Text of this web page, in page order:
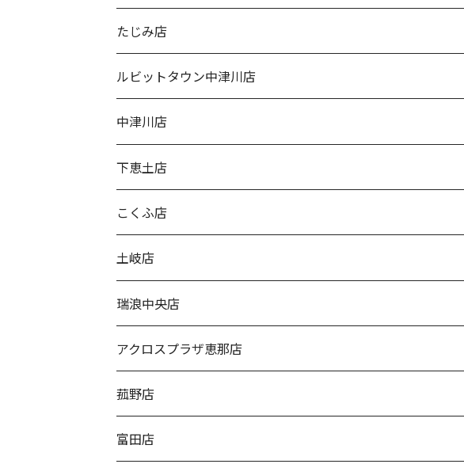
たじみ店
ルビットタウン中津川店
中津川店
下恵土店
こくふ店
土岐店
瑞浪中央店
アクロスプラザ恵那店
菰野店
富田店